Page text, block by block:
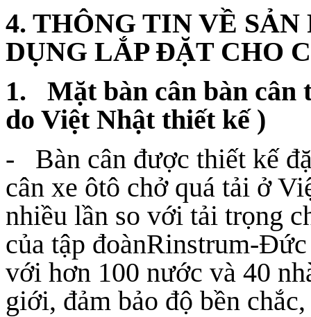
4. THÔNG TIN VỀ
DỤNG LẮP ĐẶT CHO
1. Mặt bàn cân bàn cân
do Việt Nhật thiết kế )
- Bàn cân được thiết kế
cân xe ôtô chở quá tải ở
nhiều lần so với tải trọng
của tập đoànRinstrum-
với hơn 100 nước và 40
giới, đảm bảo độ bền